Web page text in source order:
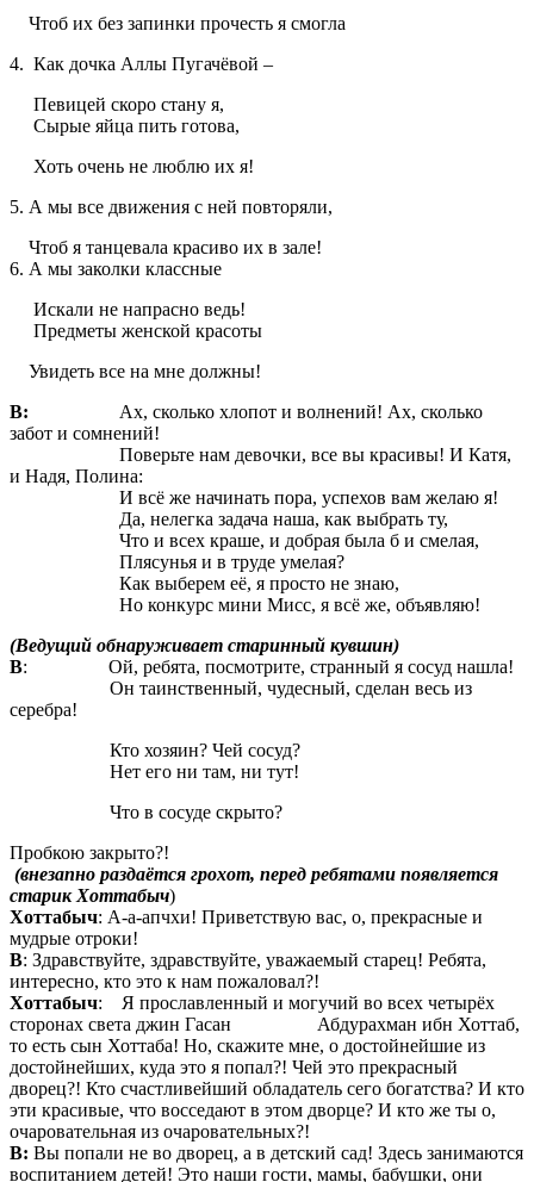
Чтоб их без запинки прочесть я смогла
4. Как дочка Аллы Пугачёвой –
Певицей скоро стану я,
Сырые яйца пить готова,
Хоть очень не люблю их я!
5. А мы все движения с ней повторяли,
Чтоб я танцевала красиво их в зале!
6. А мы заколки классные
Искали не напрасно ведь!
Предметы женской красоты
Увидеть все на мне должны!
В: Ах, сколько хлопот и волнений! Ах, сколько
забот и сомнений!
Поверьте нам девочки, все вы красивы! И Катя,
и Надя, Полина:
И всё же начинать пора, успехов вам желаю я!
Да, нелегка задача наша, как выбрать ту,
Что и всех краше, и добрая была б и смелая,
Плясунья и в труде умелая?
Как выберем её, я просто не знаю,
Но конкурс мини Мисс, я всё же, объявляю!
(Ведущий обнаруживает старинный кувшин)
В: Ой, ребята, посмотрите, странный я сосуд нашла!
Он таинственный, чудесный, сделан весь из
серебра!
Кто хозяин? Чей сосуд?
Нет его ни там, ни тут!
Что в сосуде скрыто?
Пробкою закрыто?!
(внезапно раздаётся грохот, перед ребятами появляется
старик Хоттабыч)
Хоттабыч: А-а-апчхи! Приветствую вас, о, прекрасные и
мудрые отроки!
В: Здравствуйте, здравствуйте, уважаемый старец! Ребята,
интересно, кто это к нам пожаловал?!
Хоттабыч: Я прославленный и могучий во всех четырёх
сторонах света джин Гасан Абдурахман ибн Хоттаб,
то есть сын Хоттаба! Но, скажите мне, о достойнейшие из
достойнейших, куда это я попал?! Чей это прекрасный
дворец?! Кто счастливейший обладатель сего богатства? И кто
эти красивые, что восседают в этом дворце? И кто же ты о,
очаровательная из очаровательных?!
В: Вы попали не во дворец, а в детский сад! Здесь занимаются
воспитанием детей! Это наши гости, мамы, бабушки, они